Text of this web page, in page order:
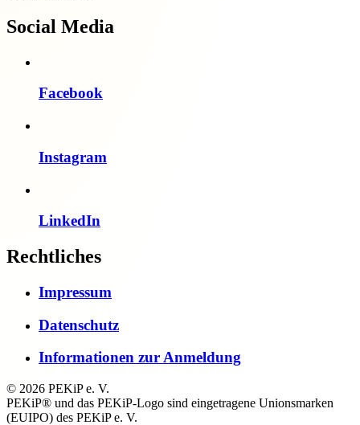
Social Media
Facebook
Instagram
LinkedIn
Rechtliches
Impressum
Datenschutz
Informationen zur Anmeldung
© 2026 PEKiP e. V.
PEKiP® und das PEKiP-Logo sind eingetragene Unionsmarken
(EUIPO) des PEKiP e. V.